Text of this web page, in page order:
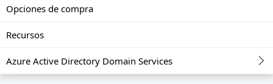
Opciones de compra
Recursos
Azure Active Directory Domain Services